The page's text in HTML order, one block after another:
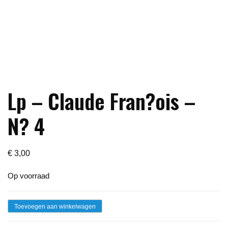
Lp – Claude Fran?ois –
N? 4
€ 3,00
Op voorraad
LpToevoegen aan winkelwagen